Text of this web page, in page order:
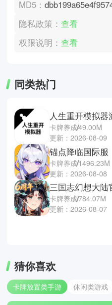
MD5：
隐私政策：查看
权限说明：查看
同类热门
卡牌养成49.00M
更新：2026-08-09
锚点降临国际服
卡牌养成1496.23M
更新：2026-08-08
卡牌养成784.07M
更新：2026-08-07
猜你喜欢
卡牌放置类手游 休闲类游戏